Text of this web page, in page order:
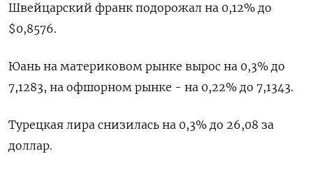
Швейцарский франк подорожал на 0,12% до
$0,8576​.
Юань на материковом рынке вырос на 0,3% до​
7,1283​, на офшорном рынке - на 0,22% до 7,1343.
Турецкая лира снизилась на 0,3% до 26,08 за
доллар.